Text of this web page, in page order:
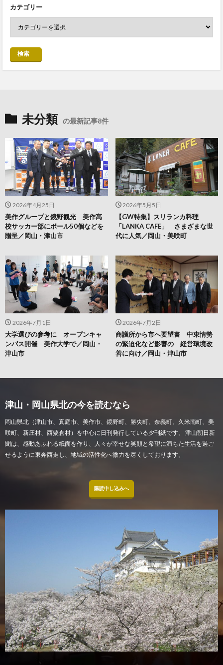
カテゴリー
検索
未分類 の最新記事8件
2026年7月2日
商議所から市へ要望書 中東情勢
の緊迫化など影響の 経営環境改
善に向け／岡山・津山市
2026年7月1日
大学選びの参考に オープンキャ
ンパス開催 美作大学で／岡山・
津山市
2026年5月5日
【GW特集】スリランカ料理
「LANKA CAFE」 さまざまな世
代に人気／岡山・美咲町
2026年4月25日
美作グループと鏡野観光 美作高
校サッカー部にボール50個などを
贈呈／岡山・津山市
津山・岡山県北の今を読むなら
岡山県北（津山市、真庭市、美作市、鏡野町、勝央町、奈義町、久米南町、美
咲町、新庄村、西粟倉村）を中心に日刊発行している夕刊紙です。 津山朝日新
聞は、感動あふれる紙面を作り、人々が幸せな笑顔と希望に満ちた生活を過ご
せるように東奔西走し、地域の活性化へ微力を尽くしております。
購読申し込みへ